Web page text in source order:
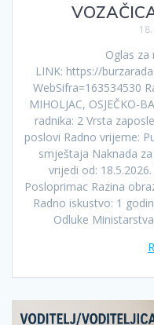
Oglas
LINK: https://
WebSifra=163534530
MIHOLJAC, OSJEČKO-
radnika: 2 Vrsta
poslovi Radno vrijeme:
smještaja Naknada
vrijedi od:
Posloprimac Razina
Radno iskustvo: 1
Odluke